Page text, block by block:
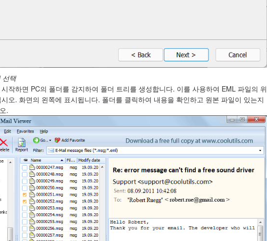
선택
작하면 PC의 폴더를 감지하여 폴더 트리를 생성합니다. 이를 사용하여 EML 파일의 위
오. 화면의 왼쪽에 표시됩니다. 폴더를 클릭하여 내용을 확인하고 원본 파일이 있는지
.